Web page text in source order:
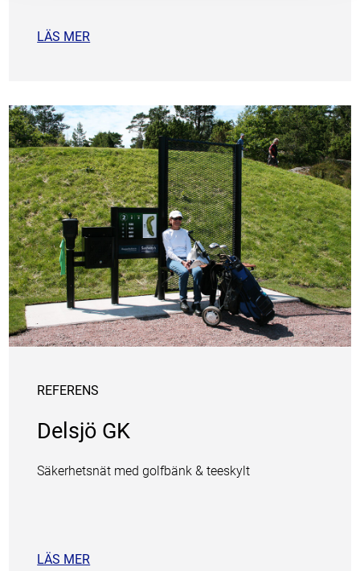
LÄS MER
REFERENS
Delsjö GK
Säkerhetsnät med golfbänk & teeskylt
LÄS MER